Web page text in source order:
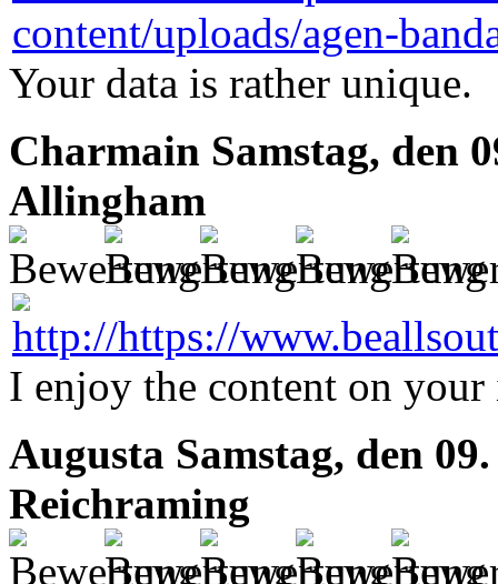
Your data is rather unique.
Charmain Samstag, den
Allingham
I enjoy the content on
Augusta Samstag, den
Reichraming